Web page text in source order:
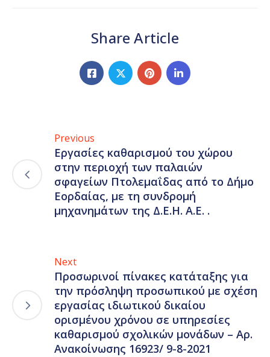
Share Article
Previous
Εργασίες καθαρισμού του χώρου
στην περιοχή των παλαιών
σφαγείων Πτολεμαΐδας από το Δήμο
Εορδαίας, με τη συνδρομή
μηχανημάτων της Δ.Ε.Η. Α.Ε. .
Next
Προσωρινοί πίνακες κατάταξης για
την πρόσληψη προσωπικού με σχέση
εργασίας ιδιωτικού δικαίου
ορισμένου χρόνου σε υπηρεσίες
καθαρισμού σχολικών μονάδων – Αρ.
Ανακοίνωσης 16923/ 9-8-2021